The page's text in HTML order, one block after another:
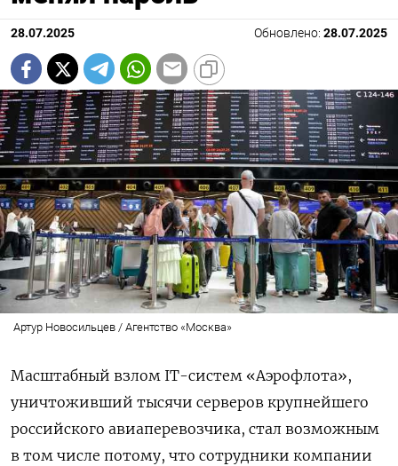
28.07.2025 Обновлено: 28.07.2025
Артур Новосильцев / Агентство «Москва»
Масштабный взлом IT-систем «Аэрофлота»,
уничтоживший тысячи серверов крупнейшего
российского авиаперевозчика, стал возможным
в том числе потому, что сотрудники компании